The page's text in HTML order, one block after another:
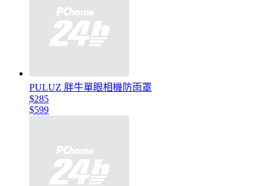
PULUZ 胖牛單眼相機防雨罩
$285
$599